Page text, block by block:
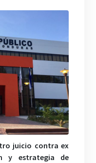
juicio contra ex
y estrategia de